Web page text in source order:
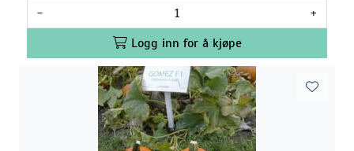
-
+
Logg inn for å kjøpe